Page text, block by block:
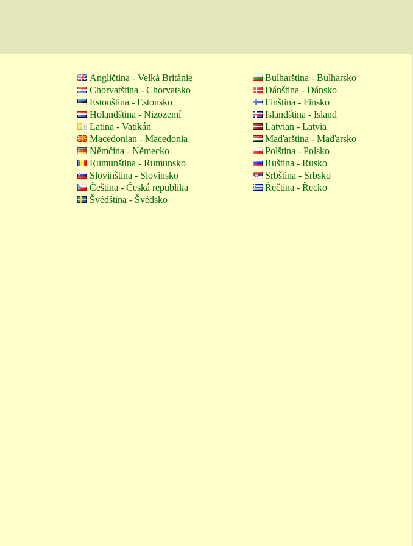
Angličtina - Velká Británie
Bulharština - Bulharsko
Chorvatština - Chorvatsko
Dánština - Dánsko
Estonština - Estonsko
Finština - Finsko
Holandština - Nizozemí
Islandština - Island
Latina - Vatikán
Latvian - Latvia
Macedonian - Macedonia
Maďarština - Maďarsko
Němčina - Německo
Polština - Polsko
Rumunština - Rumunsko
Ruština - Rusko
Slovinština - Slovinsko
Srbština - Srbsko
Čeština - Česká republika
Řečtina - Řecko
Švédština - Švédsko